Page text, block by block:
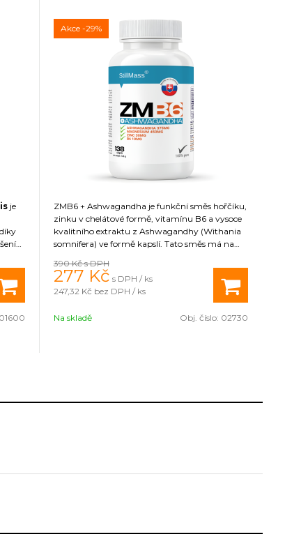
je
a
01600
Akce -29%
ZMB6 + Ashwagandha je funkční směs hořčíku,
zinku v chelátové formě, vitamínu B6 a vysoce
kvalitního extraktu z Ashwagandhy (Withania
somnifera) ve formě kapslí. Tato směs má na
pozitivních účinků přispívá k udržení normální
hladiny testosteronu v krvi. 500 mg extraktu z
Ashwagandhy obsahuje 10 % podílu
její hlavní složku.
390 Kčs DPH
277 Kč s DPH / ks
247,32 Kč bez DPH / ks
Na skladě Obj. číslo: 02730